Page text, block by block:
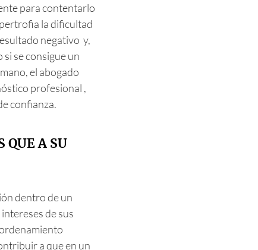
para contentarlo
la dificultad
negativo y,
se consigue un
el abogado
profesional ,
confianza.
QUE A SU
dentro de un
de sus
a que en un